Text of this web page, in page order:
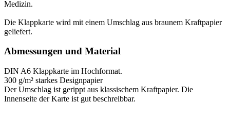
Medizin.
Die Klappkarte wird mit einem Umschlag aus braunem Kraftpapier
geliefert.
Abmessungen und Material
DIN A6 Klappkarte im Hochformat.
300 g/m² starkes Designpapier
Der Umschlag ist gerippt aus klassischem Kraftpapier. Die
Innenseite der Karte ist gut beschreibbar.